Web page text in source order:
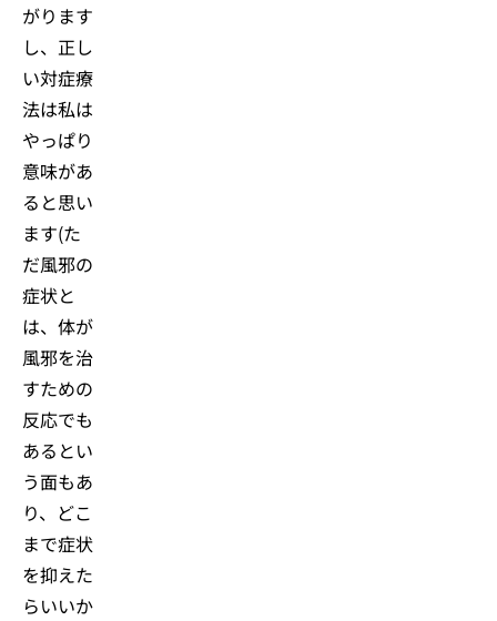
がります
し、正し
い対症療
法は私は
やっぱり
意味があ
ると思い
ます(た
だ風邪の
症状と
は、体が
風邪を治
すための
反応でも
あるとい
う面もあ
り、どこ
まで症状
を抑えた
らいいか